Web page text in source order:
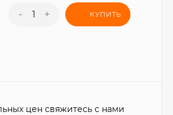
- + КУПИТЬ
цен свяжитесь с нами